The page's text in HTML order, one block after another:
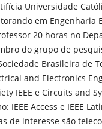
Universidade
em Engenharia
20 horas no
do grupo de
Brasileira de
and Electronics
IEEE e Circuits and
IEEE Access e IEEE
de interesse são